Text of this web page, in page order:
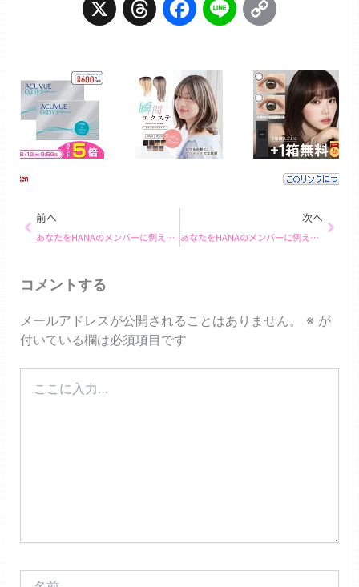
X ThreadsFacebook
Line
Prev
前へ
あなたをHANAのメンバーに例えると… MOMOKA！
次へ
あなたをHANAのメンバーに例えると… NAOKO！
コメントする
メールアドレスが公開されることはありません。 ※ が
付いている欄は必須項目です